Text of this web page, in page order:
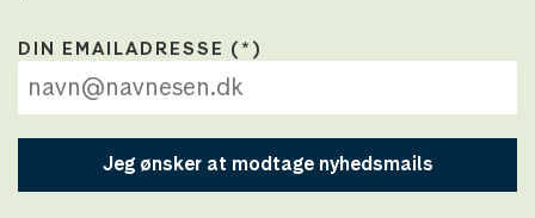
DIN EMAILADRESSE
Jeg ønsker at modtage nyhedsmails